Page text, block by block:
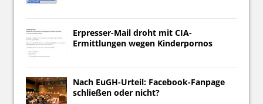
Erpresser-Mail droht mit CIA-
Ermittlungen wegen Kinderpornos
Nach EuGH-Urteil: Facebook-Fanpage
schließen oder nicht?